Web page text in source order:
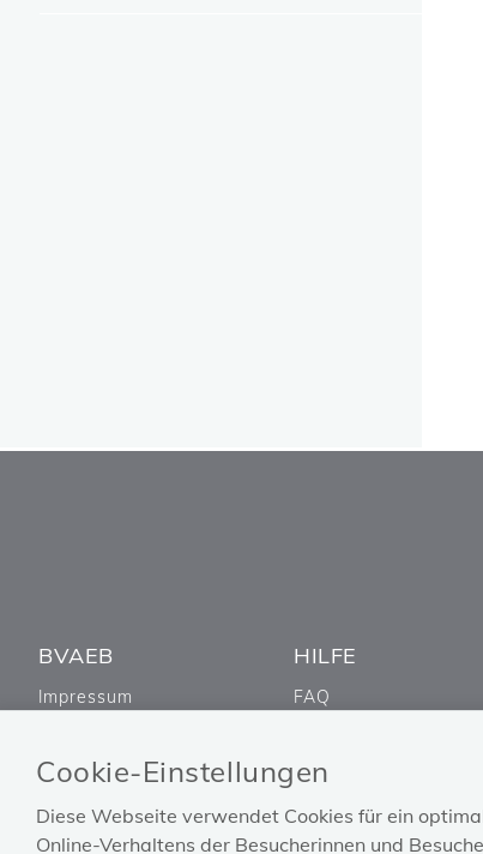
Cookie-Einstellungen
Diese Webseite verwendet Cookies für ein
Online-Verhaltens der Besucherinnen und
BVAEB
Impressum
Datenschutz
HILFE
FAQ